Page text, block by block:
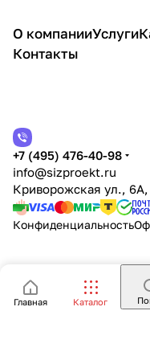
Главная Каталог
О компанииУслуги
Контакты
+7 (495) 476-40-98
info@sizproekt.ru
Криворожская ул.,
Конфиденциальность